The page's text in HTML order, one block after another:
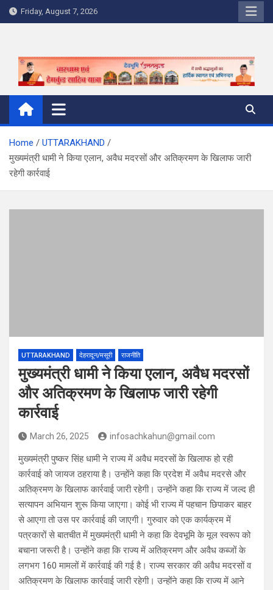
Skip
to
Friday, August 7, 2026
Home
UTTARAKHAND
मुख्यमंत्री धामी ने किया एलान, अवैध मदरसों और अतिक्रमण के खिलाफ जारी
रहेगी कार्रवाई
UTTARAKHAND देहरादून/मसूरी राजनीति
मुख्यमंत्री धामी ने किया एलान, अवैध मदरसों
और अतिक्रमण के खिलाफ जारी रहेगी
कार्रवाई
March 26, 2025 infosachkahun@gmail.com
मुख्यमंत्री पुष्कर सिंह धामी ने राज्य में अवैध मदरसों के खिलाफ हो रही
कार्रवाई को जायज ठहराया है। उन्होंने कहा कि प्रदेश में अवैध मदरसे और
अतिक्रमण के खिलाफ कार्रवाई जारी रहेगी। उन्होंने कहा कि राज्य में जल्द ही
सत्यापन अभियान शुरू किया जाएगा। कोई भी राज्य में पहचान छिपाकर बाहर
से आएगा तो उस पर कार्रवाई की जाएगी। गुरुवार को एक कार्यक्रम में
पत्रकारों से बातचीत में मुख्यमंत्री धामी ने कहा कि देवभूमि के मूल स्वरूप को
बचाना जरूरी है। उन्होंने कहा कि राज्य में अतिक्रमण और अवैध कब्जों के
लगभग 160 मामलों में कार्रवाई की गई है। राज्य सरकार की अवैध मदरसों व
अतिक्रमण के खिलाफ कार्रवाई जारी रहेगी। उन्होंने कहा कि राज्य में आने